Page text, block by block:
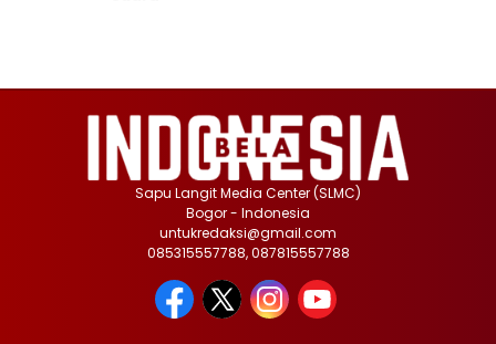
Sapu Langit Media Center (SLMC)
Bogor - Indonesia
untukredaksi@gmail.com
085315557788, 087815557788